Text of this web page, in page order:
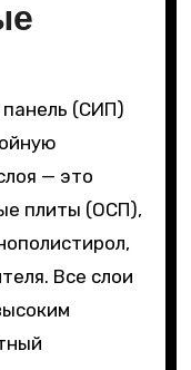
(СИП)
— это
плиты (ОСП),
Все слои